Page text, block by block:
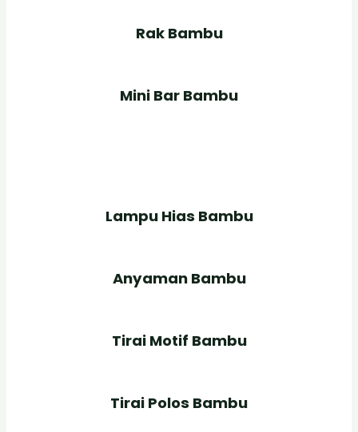
Rak Bambu
Mini Bar Bambu
Lampu Hias Bambu
Anyaman Bambu
Tirai Motif Bambu
Tirai Polos Bambu